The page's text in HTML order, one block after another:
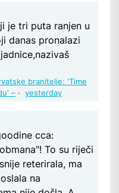
je tri puta ranjen u
danas pronalazi
branitelje: 'Time
– · yesterday
cca:
To su riječi
reterirala, ma
na